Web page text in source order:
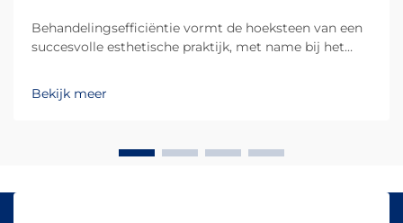
Behandelingsefficiëntie vormt de hoeksteen van een
succesvolle esthetische praktijk, met name bij het
ontharingsystemen. De moderne diodelaser-
ontharings-technologie heeft fundamenteel
Bekijk meer